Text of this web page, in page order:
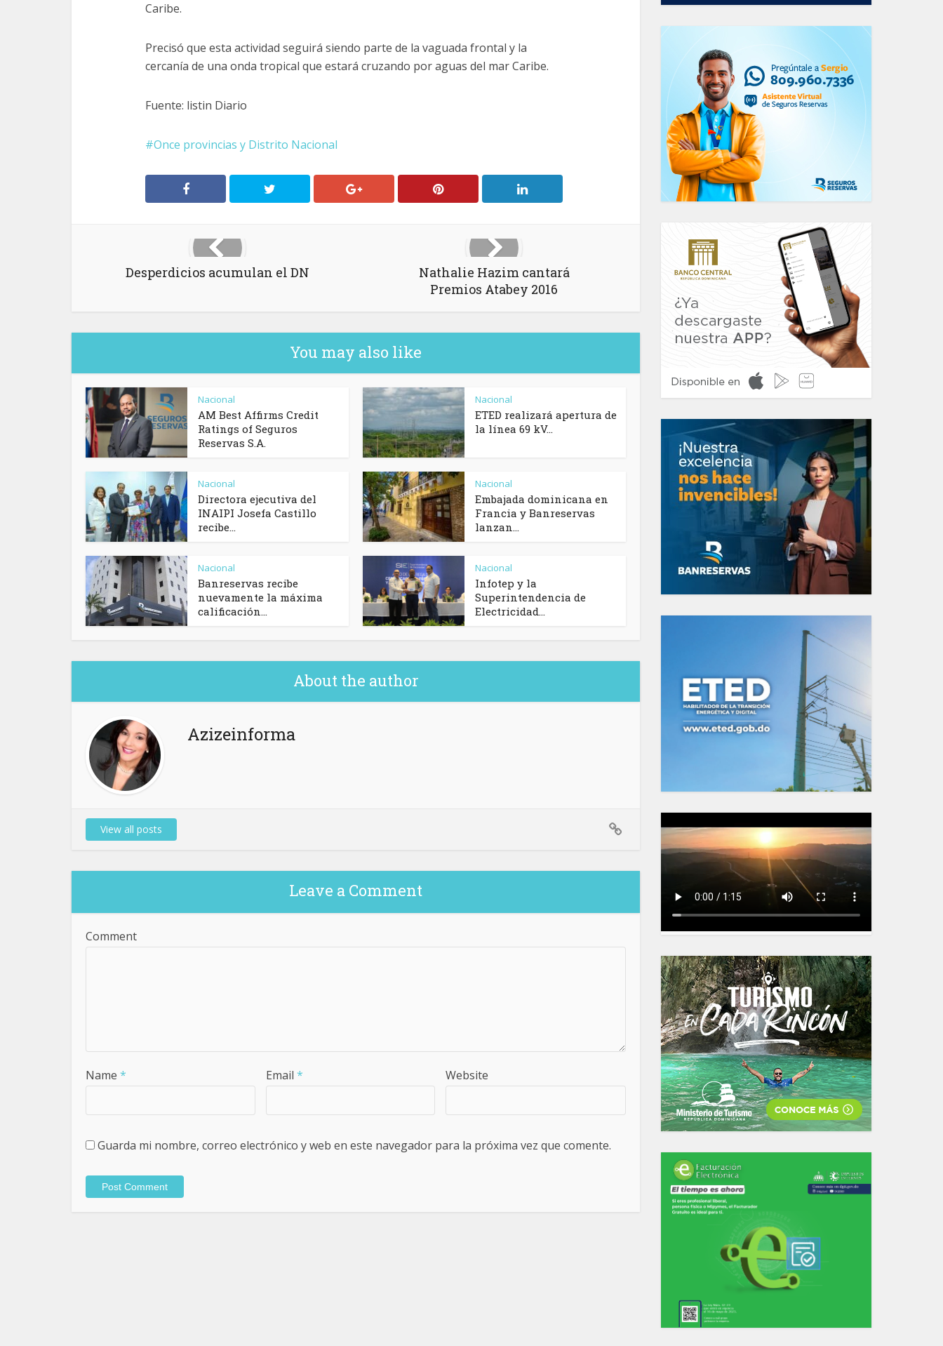
Caribe.
Precisó que esta actividad seguirá siendo parte de la vaguada frontal y la
cercanía de una onda tropical que estará cruzando por aguas del mar Caribe.
Fuente: listin Diario
Once provincias y Distrito Nacional
Desperdicios acumulan el DN
Nathalie Hazim cantará
Premios Atabey 2016
You may also like
Nacional
AM Best Affirms Credit
Ratings of Seguros
Reservas S.A.
Nacional
ETED realizará apertura de
la línea 69 kV...
Nacional
Directora ejecutiva del
INAIPI Josefa Castillo
recibe...
Nacional
Embajada dominicana en
Francia y Banreservas
lanzan...
Nacional
Banreservas recibe
nuevamente la máxima
calificación...
Nacional
Infotep y la
Superintendencia de
Electricidad...
About the author
Azizeinforma
View all posts
Leave a Comment
Comment
Name * Email * Website
Guarda mi nombre, correo electrónico y web en este navegador para la próxima vez que comente.